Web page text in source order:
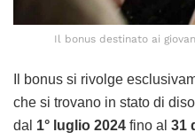
Il bonus destinato ai
Il bonus si rivolge
che si trovano in stato di
dal 1° luglio 2024 fino al 31